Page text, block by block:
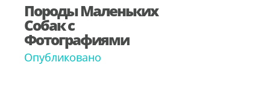
Породы Маленьких
Собак с
Фотографиями
Опубликовано